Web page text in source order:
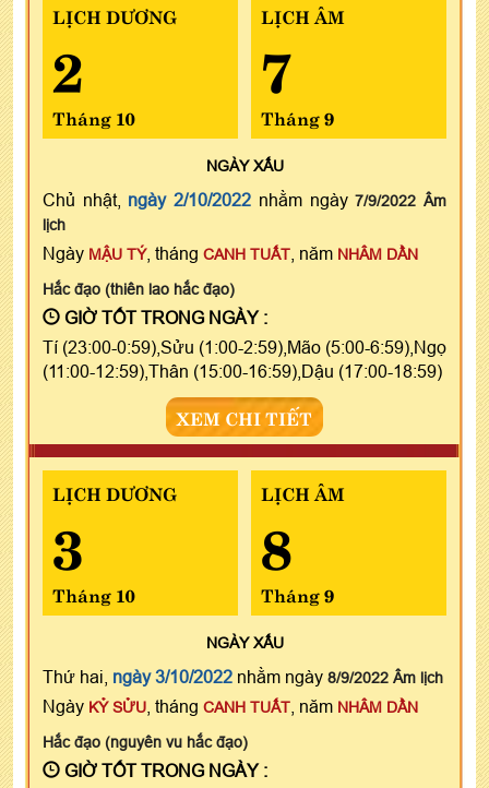
LỊCH DƯƠNG
2
Tháng 10
LỊCH ÂM
7
Tháng 9
NGÀYXẤU
Chủ nhật, ngày 2/10/2022 nhằm ngày7/9/2022 Âm
lịch
Ngày MẬU TÝ, tháng CANH TUẤT , năm NHÂM DẦN
Hắc đạo (thiên lao hắc đạo)
GIỜ TỐT TRONG NGÀY :
Tí (23:00-0:59),Sửu (1:00-2:59),Mão (5:00-6:59),Ngọ
(11:00-12:59),Thân (15:00-16:59),Dậu (17:00-18:59)
XEM CHI TIẾT
LỊCH DƯƠNG
3
Tháng 10
LỊCH ÂM
8
Tháng 9
NGÀYXẤU
Thứ hai, ngày 3/10/2022 nhằm ngày 8/9/2022 Âm lịch
Ngày KỶ SỬU , tháng CANH TUẤT , năm NHÂM DẦN
Hắc đạo (nguyên vu hắc đạo)
GIỜ TỐT TRONG NGÀY :